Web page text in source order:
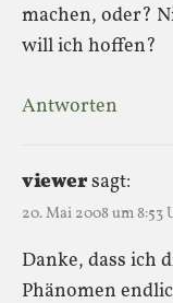
machen, oder?
will ich hoffen?
Antworten
viewersagt:
20. Mai 2008 um 8:53
Danke, dass ich
Phänomen